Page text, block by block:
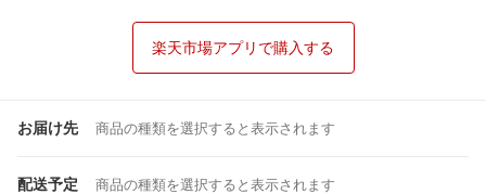
楽天市場アプリで購入する
お届け先 商品の種類を選択すると表示されます
配送予定 商品の種類を選択すると表示されます